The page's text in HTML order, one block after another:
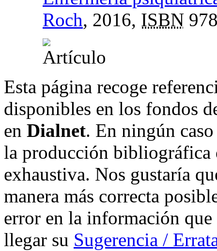
Roch, 2016, ISBN
Esta página recoge
disponibles en los fondos
en Dialnet. En ningún
la producción bibliográfica
exhaustiva. Nos gustaría
manera más correcta
error en la información
llegar su Sugerencia /